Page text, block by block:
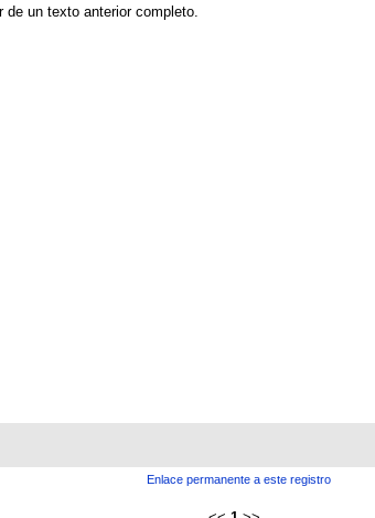
un texto anterior completo.
Enlace permanente a este registro